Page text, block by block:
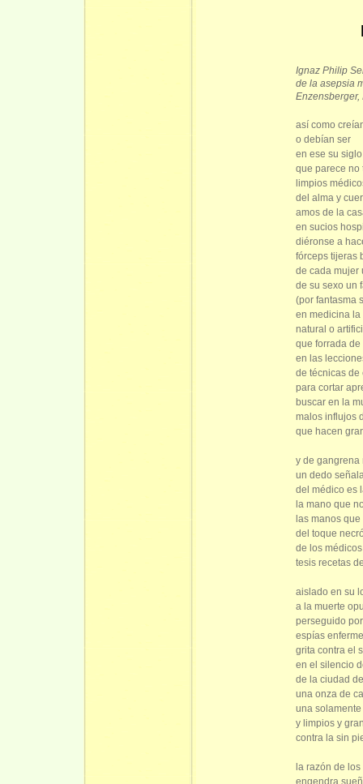
Ignaz Philip
de la asepsia
Enzensberger,
así como
o debían ser
en ese su siglo
que parece no
limpios
del alma y
amos de la
en sucios
diéronse a
fórceps tijeras
de cada mujer
de su sexo un
(por fantasma
en medicina la
natural o
que forrada
en las
de técnicas de
para cortar
buscar en la
malos influjos
que hacen
y de gangrena
un dedo
del médico es
la mano que
las manos
del toque
de los
tesis recetas
aislado en su
a la muerte
perseguido
espías
grita contra el
en el silencio
de la ciudad
una onza de
una
y limpios y
contra la sin
la razón de
engendra